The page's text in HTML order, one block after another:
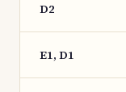
D2
E1, D1